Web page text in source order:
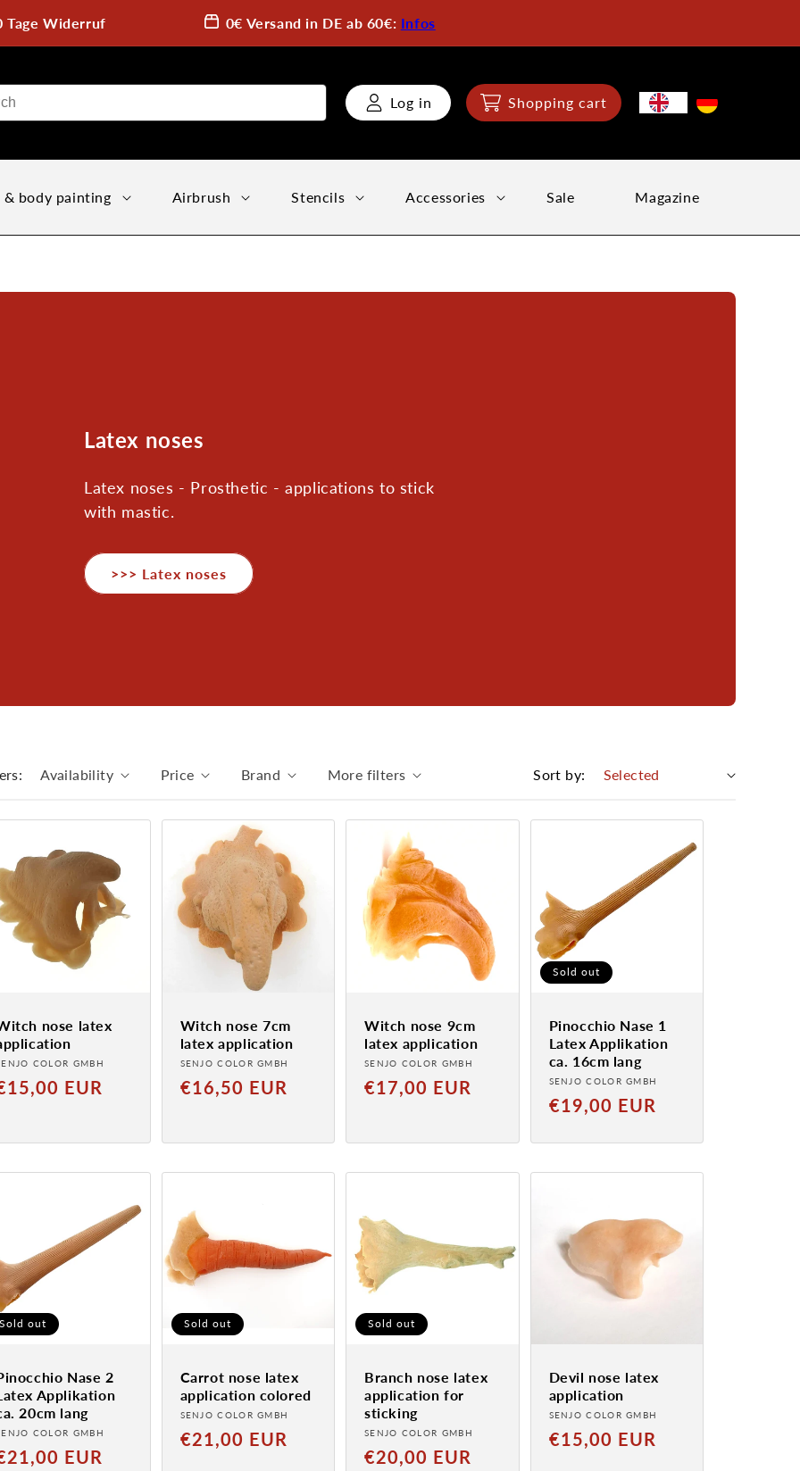
Tage Widerruf 0€ Versand in DE ab 60€: Infos
Log in Shopping cart
& body painting Airbrush Stencils Accessories Sale Magazine
C
t
e
g
o
Latex noses
Latex noses - Prosthetic - applications to stick
with mastic.
>>> Latex noses
Availability Price Brand More filters Sort by:
nose latex
COLOR GMBH
EUR
Witch nose 7cm
latex application
Provider:
SENJO COLOR GMBH
Normal
€16,50 EUR
Witch nose 9cm
latex application
Provider:
SENJO COLOR GMBH
Normal
€17,00 EUR
Sold out
Pinocchio Nase 1
Latex Applikation
ca. 16cm lang
Provider:
SENJO COLOR GMBH
Normal
€19,00 EUR
Sold out
Nase 2
Applikation
20cm lang
COLOR GMBH
EUR
Sold out
Carrot nose latex
application colored
Provider:
SENJO COLOR GMBH
Normal
€21,00 EUR
Sold out
Branch nose latex
application for
sticking
Provider:
SENJO COLOR GMBH
Normal
€20,00 EUR
Devil nose latex
application
Provider:
SENJO COLOR GMBH
Normal
€15,00 EUR